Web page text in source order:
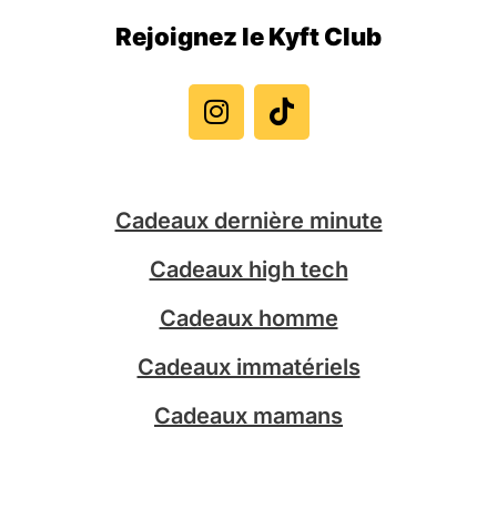
Rejoignez le Kyft Club
n
s
t
r
a
m
i
k
t
Cadeaux dernière minute
Cadeaux high tech
Cadeaux homme
Cadeaux immatériels
Cadeaux mamans